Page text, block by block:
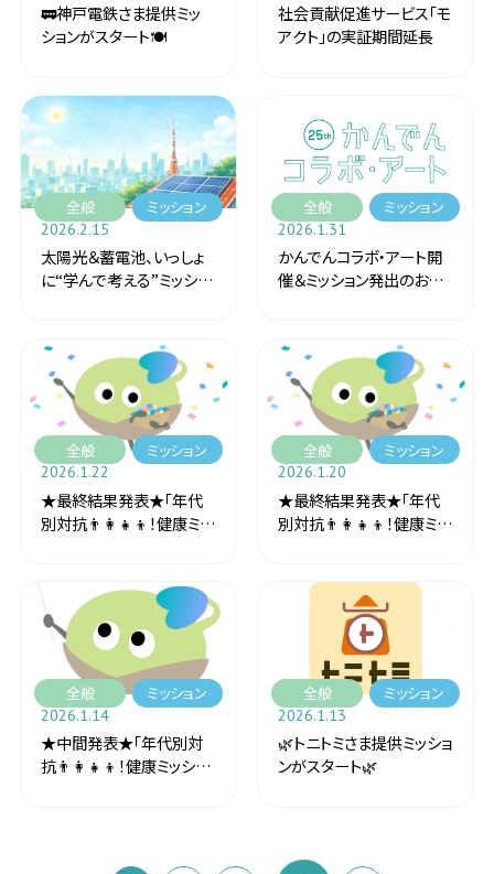
🚃神戸電鉄さま提供ミッ
ションがスタート🍽️
社会貢献促進サービス「モ
アクト」の実証期間延長
2026.2.15
太陽光＆蓄電池、いっしょ
に“学んで考える”ミッショ
全般
ミッション
2026.1.31
かんでんコラボ・アート開
催＆ミッション発出のお知
全般 ミッション
2026.1.22
★最終結果発表★「年代
別対抗👨‍👩‍👧‍👦！健康ミッ
全般
ミッション
2026.1.20
★最終結果発表★「年代
別対抗👨‍👩‍👧‍👦！健康ミッ
全般 ミッション
2026.1.14
★中間発表★「年代別対
抗👨‍👩‍👧‍👦！健康ミッショ
全般
ミッション
2026.1.13
🌿トニトミさま提供ミッショ
ンがスタート🌿
全般 ミッション